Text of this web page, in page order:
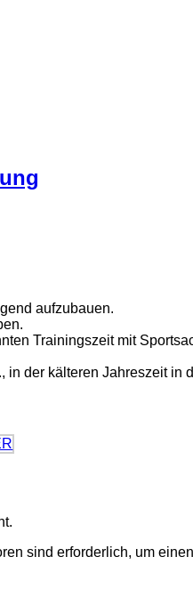
aufzubauen.
Trainingszeit mit
der kälteren Jahreszeit in
sind erforderlich, um